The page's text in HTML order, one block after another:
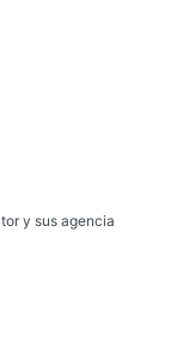
y sus agencia